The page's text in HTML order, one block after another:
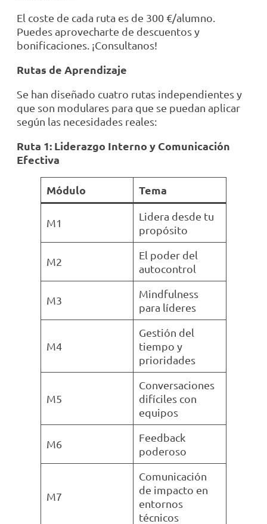
El coste de cada ruta es de 300 €/alumno.
Puedes aprovecharte de descuentos y
bonificaciones. ¡Consultanos!
Rutas de Aprendizaje
Se han diseñado cuatro rutas independientes y
que son modulares para que se puedan aplicar
según las necesidades reales:
Ruta 1: Liderazgo Interno y Comunicación
Efectiva
Módulo Tema
M1
Lidera desde tu
propósito
M2
El poder del
autocontrol
M3
Mindfulness
para líderes
M4
Gestión del
tiempo y
prioridades
M5
Conversaciones
difíciles con
equipos
M6
Feedback
poderoso
M7
Comunicación
de impacto en
entornos
técnicos